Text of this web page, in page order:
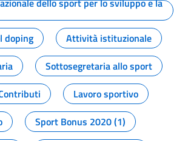
dello sport per lo sviluppo e la
doping
Attività istituzionale
Sottosegretaria allo sport
Lavoro sportivo
Sport Bonus 2020 (1)